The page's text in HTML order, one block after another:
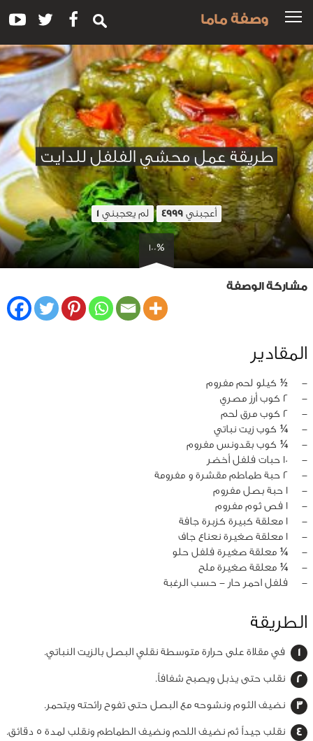
وصفة ماما
طريقة عمل محشي الفلفل للدايت
أعجبني 4999 لم يعجبني 1
100%
مشاركة الوصفة
المقادير
‏-
½ كيلو لحم مفروم
‏-
2 كوب أرز مصري
‏-
2 كوب مرق لحم
‏-
¼ كوب زيت نباتي
‏-
¼ كوب بقدونس مفروم
‏-
10 حبات فلفل أخضر
‏-
2 حبة طماطم مقشرة و مفرومة
‏-
1 حبة بصل مفروم
‏-
1 فص ثوم مفروم
‏-
1 معلقة كبيرة كزبرة جافة
‏-
1 معلقة صغيرة نعناع جاف
‏-
¼ معلقة صغيرة فلفل حلو
‏-
¼ معلقة صغيرة ملح
‏-
فلفل احمر حار - حسب الرغبة
الطريقة
في مقلاة على حرارة متوسطة نقلي البصل بالزيت النباتي.
نقلب حتى يذبل ويصبح شفافاً.
نضيف الثوم ونشوحه مع البصل حتى تفوح رائحته ويتحمر.
نقلب جيداً ثم نضيف اللحم ونضيف الطماطم ونقلب لمدة 5 دقائق.